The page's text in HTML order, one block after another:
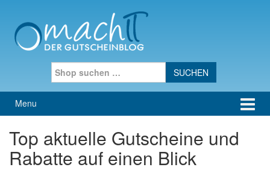
Menu
Top aktuelle Gutscheine und
Rabatte auf einen Blick